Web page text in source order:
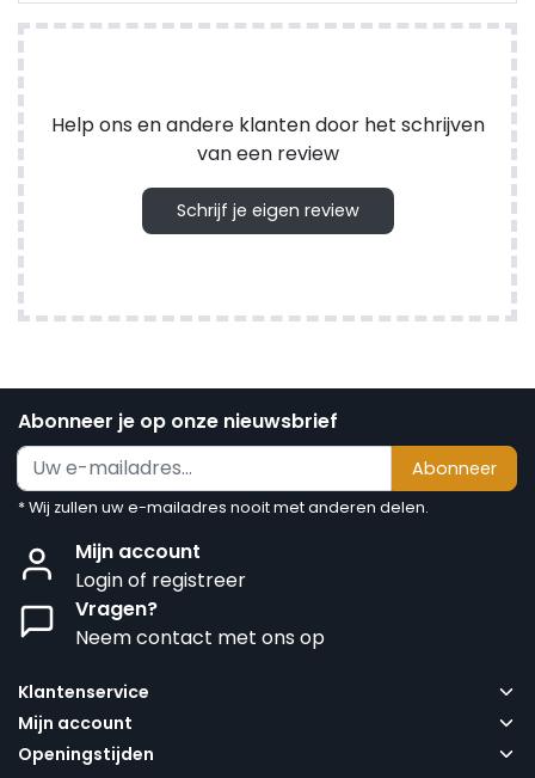
Help ons en andere klanten door het schrijven
van een review
Schrijf je eigen review
Abonneer je op onze nieuwsbrief
Abonneer
* Wij zullen uw e-mailadres nooit met anderen delen.
Mijn account
Login of registreer
Vragen?
Neem contact met ons op
Klantenservice
Mijn account
Openingstijden